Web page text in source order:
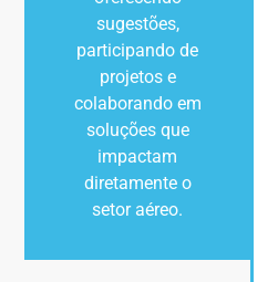
sugestões,
participando de
projetos e
colaborando em
soluções que
impactam
diretamente o
setor aéreo.